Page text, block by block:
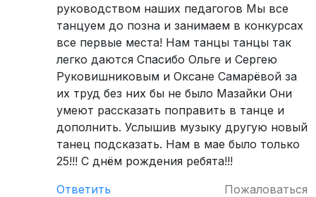
руководством наших педагогов Мы все
танцуем до позна и занимаем в конкурсах
все первые места! Нам танцы танцы так
легко даются Спасибо Ольге и Сергею
Руковишниковым и Оксане Самарёвой за
их труд без них бы не было Мазайки Они
умеют рассказать поправить в танце и
дополнить. Услышив музыку другую новый
танец подсказать. Нам в мае было только
25!!! С днём рождения ребята!!!
Ответить
Пожаловаться